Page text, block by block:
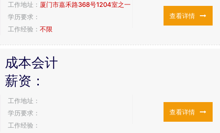
工作地址： 厦门市嘉禾路368号1204室之一
学历要求：
工作经验： 不限
查看详情
成本会计
薪资：
工作地址：
学历要求：
工作经验：
查看详情